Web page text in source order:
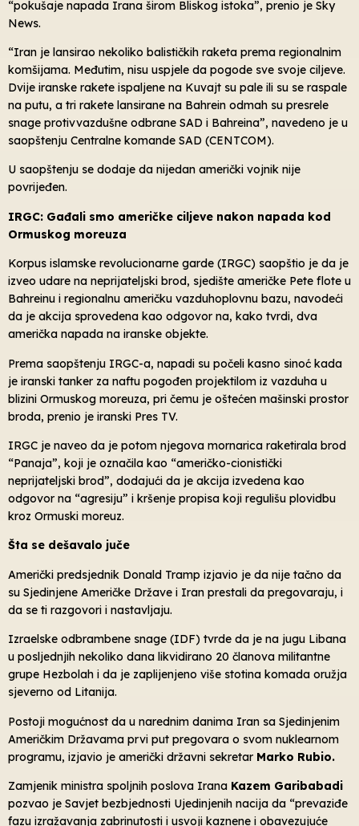
“pokušaje napada Irana širom Bliskog istoka”, prenio je Sky
News.
“Iran je lansirao nekoliko balističkih raketa prema regionalnim
komšijama. Međutim, nisu uspjele da pogode sve svoje ciljeve.
Dvije iranske rakete ispaljene na Kuvajt su pale ili su se raspale
na putu, a tri rakete lansirane na Bahrein odmah su presrele
snage protivvazdušne odbrane SAD i Bahreina”, navedeno je u
saopštenju Centralne komande SAD (CENTCOM).
U saopštenju se dodaje da nijedan američki vojnik nije
povrijeđen.
IRGC: Gađali smo američke ciljeve nakon napada kod
Ormuskog moreuza
Korpus islamske revolucionarne garde (IRGC) saopštio je da je
izveo udare na neprijateljski brod, sjedište američke Pete flote u
Bahreinu i regionalnu američku vazduhoplovnu bazu, navodeći
da je akcija sprovedena kao odgovor na, kako tvrdi, dva
američka napada na iranske objekte.
Prema saopštenju IRGC-a, napadi su počeli kasno sinoć kada
je iranski tanker za naftu pogođen projektilom iz vazduha u
blizini Ormuskog moreuza, pri čemu je oštećen mašinski prostor
broda, prenio je iranski Pres TV.
IRGC je naveo da je potom njegova mornarica raketirala brod
“Panaja”, koji je označila kao “američko-cionistički
neprijateljski brod”, dodajući da je akcija izvedena kao
odgovor na “agresiju” i kršenje propisa koji regulišu plovidbu
kroz Ormuski moreuz.
Šta se dešavalo juče
Američki predsjednik Donald Tramp izjavio je da nije tačno da
su Sjedinjene Američke Države i Iran prestali da pregovaraju, i
da se ti razgovori i nastavljaju.
Izraelske odbrambene snage (IDF) tvrde da je na jugu Libana
u posljednjih nekoliko dana likvidirano 20 članova militantne
grupe Hezbolah i da je zaplijenjeno više stotina komada oružja
sjeverno od Litanija.
Postoji mogućnost da u narednim danima Iran sa Sjedinjenim
Američkim Državama prvi put pregovara o svom nuklearnom
programu, izjavio je američki državni sekretar Marko Rubio.
Zamjenik ministra spoljnih poslova Irana Kazem Garibabadi
pozvao je Savjet bezbjednosti Ujedinjenih nacija da “prevaziđe
fazu izražavanja zabrinutosti i usvoji kaznene i obavezujuće